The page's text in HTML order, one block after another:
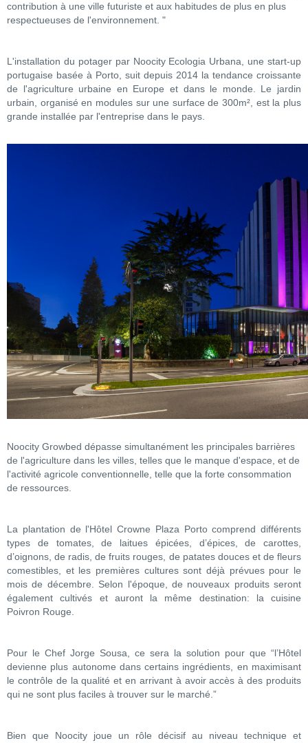
contribution à une ville futuriste et aux habitudes de plus en plus
respectueuses de l'environnement. "
L'installation du potager par Noocity Ecologia Urbana, une start-up
portugaise basée à Porto, suit depuis 2014 la tendance croissante
de l'agriculture urbaine en Europe et dans le monde. Le jardin
urbain, organisé en modules sur une surface de 300m², est la plus
grande installée par l'entreprise dans le pays.
Noocity Growbed dépasse simultanément les principales barrières
de l'agriculture dans les villes, telles que le manque d'espace, et de
l'activité agricole conventionnelle, telle que la forte consommation
de ressources.
La plantation de l'Hôtel Crowne Plaza Porto comprend différents
types de tomates, de laitues épicées, d’épices, de carottes,
d’oignons, de radis, de fruits rouges, de patates douces et de fleurs
comestibles, et les premières cultures sont déjà prévues pour le
mois de décembre. Selon l'époque, de nouveaux produits seront
également cultivés et auront la même destination: la cuisine
Poivron Rouge.
Pour le Chef Jorge Sousa, ce sera la solution pour que “l’Hôtel
devienne plus autonome dans certains ingrédients, en maximisant
le contrôle de la qualité et en arrivant à avoir accès à des produits
qui ne sont plus faciles à trouver sur le marché.”
Bien que Noocity joue un rôle décisif au niveau technique et